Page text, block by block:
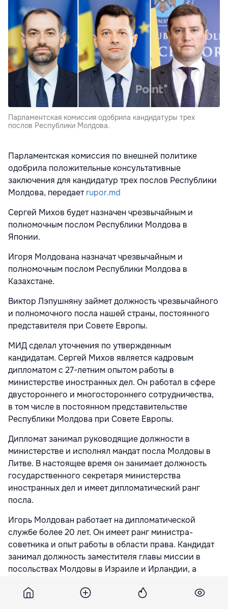
Парламентская комиссия одобрила кандидатуры трех
послов Республики Молдова.
Парламентская комиссия по внешней политике
одобрила положительные консультативные
заключения для кандидатур трех послов Республики
Молдова, передаетrupor.md
Сергей Михов будет назначен чрезвычайным и
полномочным послом Республики Молдова в
Японии.
Игоря Молдована назначат чрезвычайным и
полномочным послом Республики Молдова в
Казахстане.
Виктор Лэпушняну займет должность чрезвычайного
и полномочного посла нашей страны, постоянного
представителя при Совете Европы.
МИД сделал уточнения по утвержденным
кандидатам. Сергей Михов является кадровым
дипломатом с 27-летним опытом работы в
министерстве иностранных дел. Он работал в сфере
двустороннего и многостороннего сотрудничества,
в том числе в постоянном представительстве
Республики Молдова при Совете Европы.
Дипломат занимал руководящие должности в
министерстве и исполнял мандат посла Молдовы в
Литве. В настоящее время он занимает должность
государственного секретаря министерства
иностранных дел и имеет дипломатический ранг
посла.
Игорь Молдован работает на дипломатической
службе более 20 лет. Он имеет ранг министра-
советника и опыт работы в области права. Кандидат
занимал должность заместителя главы миссии в
посольствах Молдовы в Израиле и Ирландии, а
отделении ООН в Женеве.